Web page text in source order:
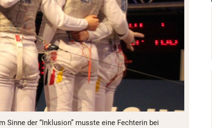
Sinne der “Inklusion” musste eine Fechterin bei